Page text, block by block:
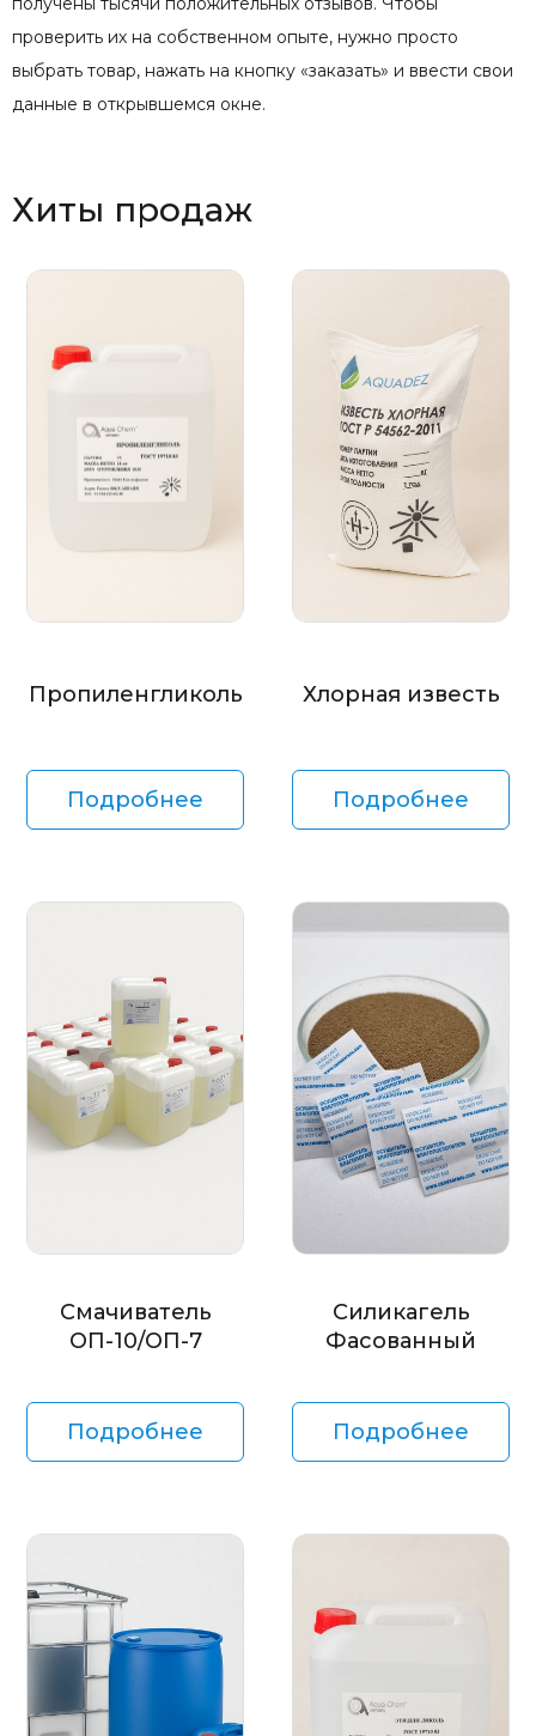
проверить их на собственном опыте, нужно просто
выбрать товар, нажать на кнопку «заказать» и ввести свои
данные в открывшемся окне.
Хиты продаж
Пропиленгликоль
Подробнее
Хлорная известь
Подробнее
Смачиватель
ОП-10/ОП-7
Подробнее
Силикагель
Фасованный
Подробнее